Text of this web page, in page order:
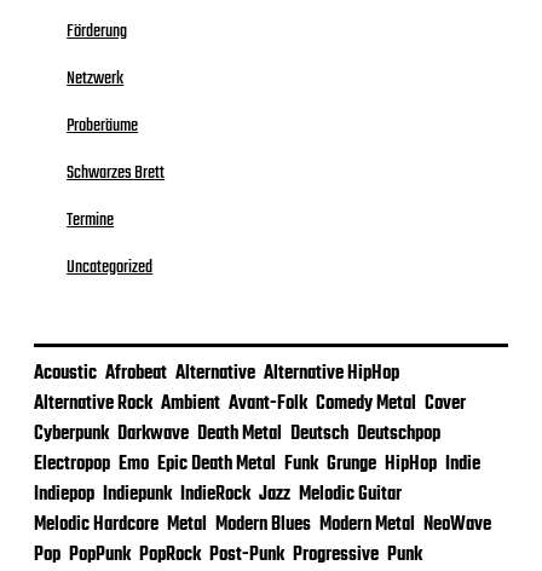
Förderung
Netzwerk
Proberäume
Schwarzes Brett
Termine
Uncategorized
Acoustic Afrobeat Alternative Alternative HipHop
Alternative Rock Ambient Avant-Folk Comedy Metal Cover
Cyberpunk Darkwave Death Metal Deutsch Deutschpop
Electropop Emo Epic Death Metal Funk Grunge HipHop Indie
Indiepop Indiepunk IndieRock Jazz Melodic Guitar
Melodic Hardcore Metal Modern Blues Modern Metal NeoWave
Pop PopPunk PopRock Post-Punk Progressive Punk